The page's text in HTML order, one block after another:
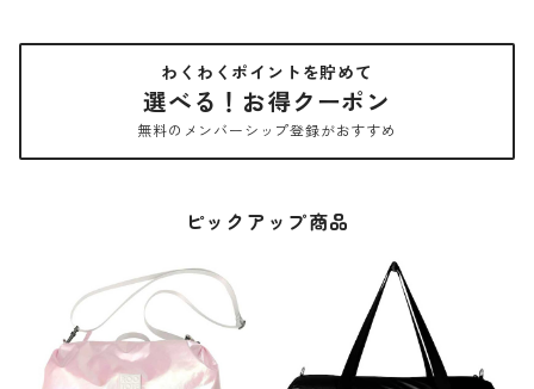
わくわくポイントを貯めて
選べる！お得クーポン
無料のメンバーシップ登録がおすすめ
ピックアップ商品